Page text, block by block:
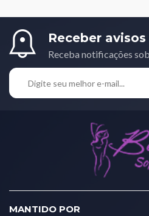
Receber avisos
Receba notificações
MANTIDO POR